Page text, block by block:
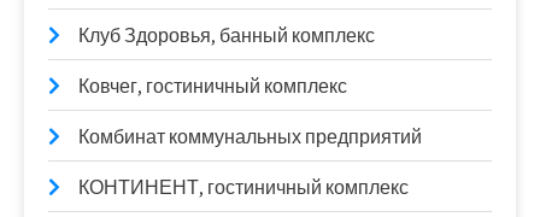
Клуб Здоровья, банный комплекс
Ковчег, гостиничный комплекс
Комбинат коммунальных предприятий
КОНТИНЕНТ, гостиничный комплекс